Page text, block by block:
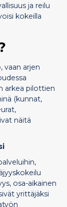
ja reilu
kokeilla
vaan arjen
arkea pilottien
(kunnat,
näitä
osa-aikainen
yrittäjäksi